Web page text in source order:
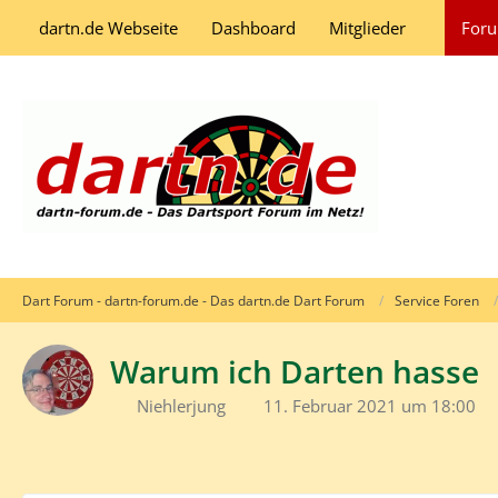
dartn.de Webseite Dashboard Mitglieder
Dart Forum - dartn-forum.de - Das dartn.de Dart Forum Service Foren
Warum ich Darten hasse
Niehlerjung 11. Februar 2021 um 18:00